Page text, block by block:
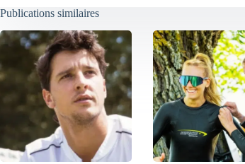
Publications similaires